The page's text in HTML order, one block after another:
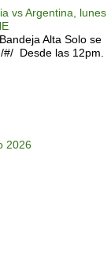
vs Argentina, lunes
Alta Solo se
Desde las 12pm.
2026